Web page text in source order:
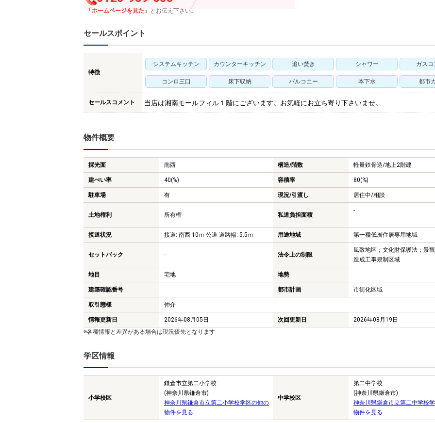
「ホームページを見た」 とお伝え下さい。
セールスポイント
特徴
システムキッチン カウンターキッチン 追い焚き シャワー ガスコ
コンロ三口 床下収納 バルコニー 本下水 都市
セールスコメント 当店は湘南モールフィル１階にございます。お気軽にお立ち寄り下さいませ。
物件概要
採光面 南西 構造/階数 軽量鉄骨造/地上2階建
建ぺい率 40(%) 容積率 80(%)
駐車場 有 現況/引渡し 居住中/相談
土地権利 所有権 私道負担面積
-
接道状況 接道: 南西 10ｍ 公道 道路幅: 5.5ｍ 用途地域 第一種低層住居専用地域
セットバック - 法令上の制限
風致地区；文化財保護法；景
造成工事規制区域
地目 宅地 地勢
建築確認番号 都市計画 市街化区域
取引態様 仲介
情報更新日 2026年08月05日 次回更新日
2026年08月19日
※各種情報と差異がある場合は現況優先となります
学区情報
小学校区
鎌倉市立第二小学校
(神奈川県鎌倉市)
神奈川県鎌倉市立第二小学校学区の他の
物件を見る
中学校区
第二中学校
(神奈川県鎌倉市)
神奈川県鎌倉市立第二中学校
物件を見る